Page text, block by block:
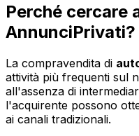
Perché cercare
AnnunciPrivati?
La compravendita di
attività più frequenti sul
all'assenza di
l'acquirente possono
ai canali tradizionali.